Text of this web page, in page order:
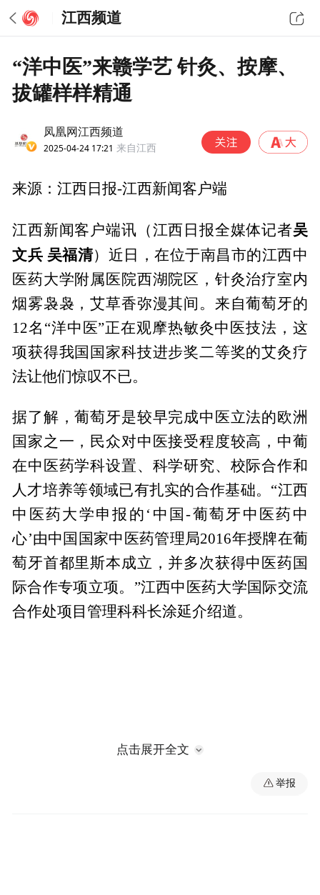
江西频道
“洋中医”来赣学艺 针灸、按摩、
拔罐样样精通
凤凰网江西频道
2025-04-24 17:21 来自江西
来源：江西日报-江西新闻客户端
江西新闻客户端讯（江西日报全媒体记者吴
文兵 吴福清）近日，在位于南昌市的江西中
医药大学附属医院西湖院区，针灸治疗室内
烟雾袅袅，艾草香弥漫其间。来自葡萄牙的
12名“洋中医”正在观摩热敏灸中医技法，这
项获得我国国家科技进步奖二等奖的艾灸疗
法让他们惊叹不已。
据了解，葡萄牙是较早完成中医立法的欧洲
国家之一，民众对中医接受程度较高，中葡
在中医药学科设置、科学研究、校际合作和
人才培养等领域已有扎实的合作基础。“江西
中医药大学申报的‘中国-葡萄牙中医药中
心’由中国国家中医药管理局2016年授牌在葡
萄牙首都里斯本成立，并多次获得中医药国
际合作专项立项。”江西中医药大学国际交流
合作处项目管理科科长涂延介绍道。
点击展开全文
举报